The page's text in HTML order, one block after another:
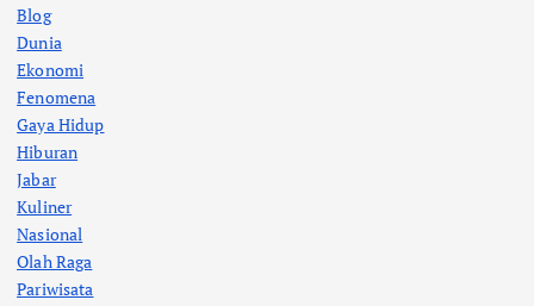
Blog
Dunia
Ekonomi
Fenomena
Gaya Hidup
Hiburan
Jabar
Kuliner
Nasional
Olah Raga
Pariwisata